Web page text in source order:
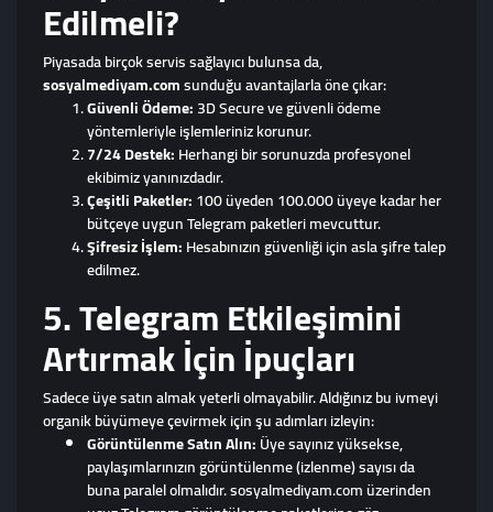
Edilmeli?
Piyasada birçok servis sağlayıcı bulunsa da,
sosyalmediyam.comsunduğu avantajlarla öne çıkar:
Güvenli Ödeme:3D Secure ve güvenli ödeme
yöntemleriyle işlemleriniz korunur.
7/24 Destek:Herhangi bir sorunuzda profesyonel
ekibimiz yanınızdadır.
Çeşitli Paketler:100 üyeden 100.000 üyeye kadar her
bütçeye uygun Telegram paketleri mevcuttur.
Şifresiz İşlem:Hesabınızın güvenliği için asla şifre talep
edilmez.
5. Telegram Etkileşimini
Artırmak İçin İpuçları
Sadece üye satın almak yeterli olmayabilir. Aldığınız bu ivmeyi
organik büyümeye çevirmek için şu adımları izleyin:
Görüntülenme Satın Alın:Üye sayınız yüksekse,
paylaşımlarınızın görüntülenme (izlenme) sayısı da
buna paralel olmalıdır. sosyalmediyam.com üzerinden